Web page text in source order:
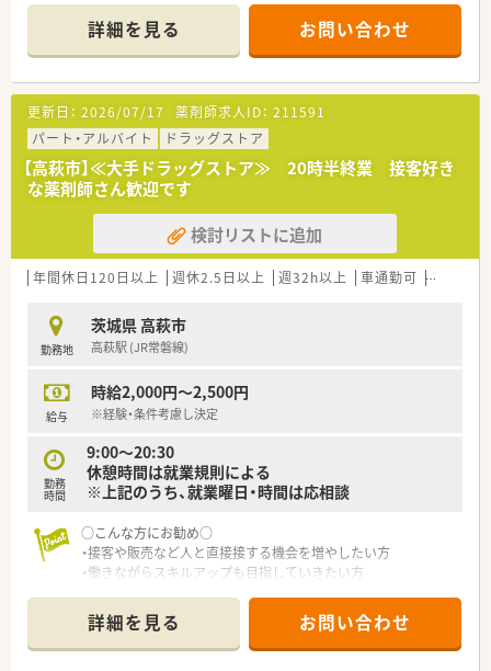
導入しています。薬剤師の業務負担を減らし、患者様の服薬管
理・指導へより注力できる体制を整えています。過誤の心配が無
い為、安心して勤務ができるメリットもあります。
■年間休日120日以上、有給取得推奨！産休育休から復帰される
方がほとんどで長く勤められる環境です
詳細を見る お問い合わせ
更新日： 2026/07/17 薬剤師求人ID： 211591
パート・アルバイト
ドラッグストア
【高萩市】≪大手ドラッグストア≫ 20時半終業 接客好き
な薬剤師さん歓迎です
検討リストに追加
年間休日120日以上 週休2.5日以上 週32h以上 車通勤可 積雪なし
勤務地
茨城県 高萩市
高萩駅 (JR常磐線)
給与
時給2,000円～2,500円
※経験・条件考慮し決定
勤務
時間
9:00～20:30
休憩時間は就業規則による
※上記のうち、就業曜日・時間は応相談
○こんな方にお勧め○
・接客や販売など人と直接接する機会を増やしたい方
・働きながらスキルアップも目指していきたい方
詳細を見る お問い合わせ